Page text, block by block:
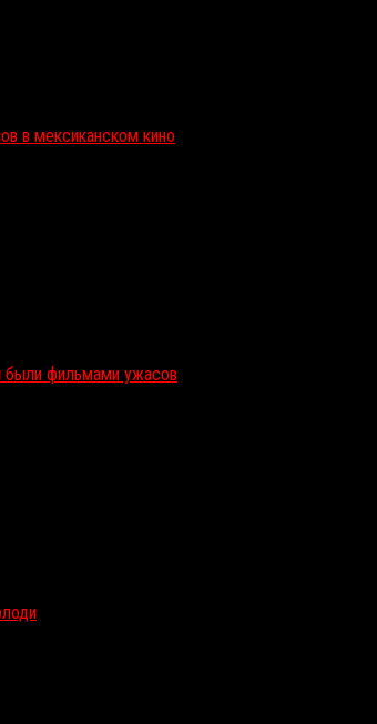
в мексиканском кино
были фильмами ужасов